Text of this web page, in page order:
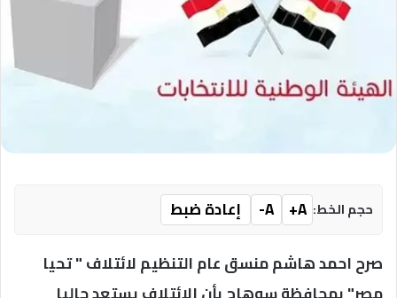
حجم الخط: A+
A-
إعادة ضبط
صرح احمد هاشم منسق عام التنظيم لائتلاف " تحيا